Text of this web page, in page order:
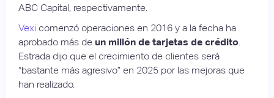
ABC Capital, respectivamente.
Vexi comenzó operaciones en 2016 y a la fecha ha
aprobado más de un millón de tarjetas de crédito
Estrada dijo que el crecimiento de clientes será
“bastante más agresivo” en 2025 por las mejoras que
han realizado.